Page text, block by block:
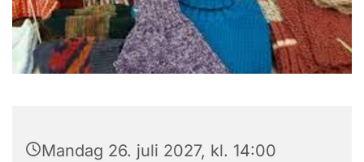
Mandag 26. juli 2027, kl. 14:00